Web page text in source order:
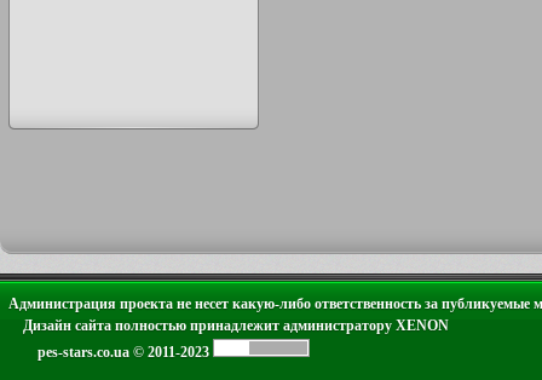
Администрация проекта не несет какую-либо ответственность за публикуемые
Дизайн сайта полностью принадлежит администратору XENON
pes-stars.co.ua © 2011-2023